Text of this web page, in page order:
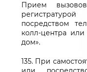
Прием
посредством
колл-центра
дом».
135. При